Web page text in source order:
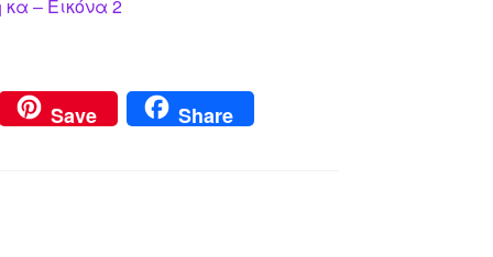
κα – Εικόνα 2
Save Share